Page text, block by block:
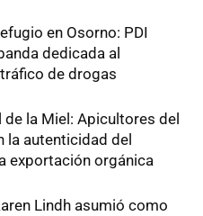
en Osorno: PDI
dedicada al
de drogas
de la Miel: Apicultores del
la autenticidad del
exportación orgánica
Lindh asumió como